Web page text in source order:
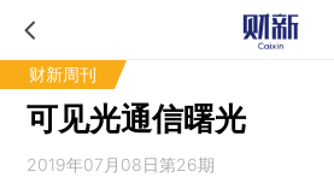
财新周刊
可见光通信曙光
2019年07月08日第26期